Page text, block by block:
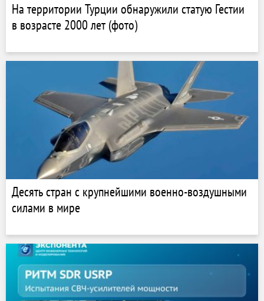
На территории Турции обнаружили статую Гестии
в возрасте 2000 лет (фото)
Десять стран с крупнейшими военно-воздушными
силами в мире